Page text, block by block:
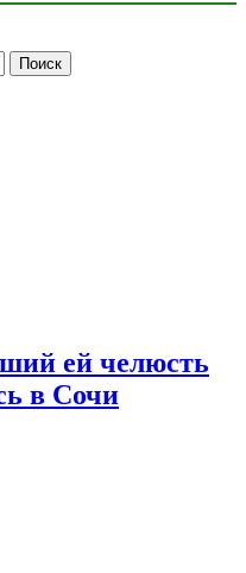
ей челюсть
в Сочи